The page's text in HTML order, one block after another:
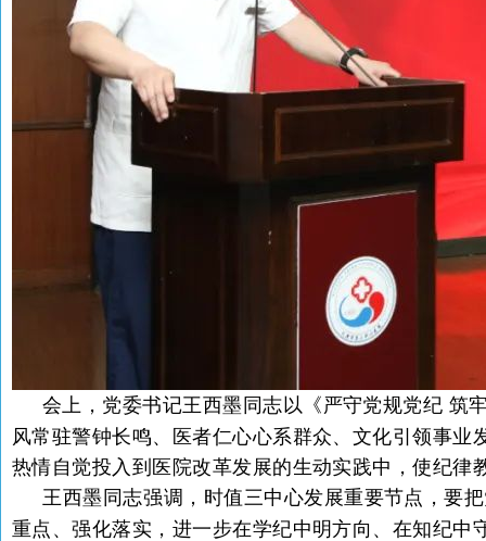
会上，党委书记王西墨同志以《严守党规党纪 筑
风常驻警钟长鸣、医者仁心心系群众、文化引领事
热情自觉投入到医院改革发展的生动实践中，使纪律
王西墨同志强调， 时值三中心发展重要节点，要
重点、强化落实，进一步在学纪中明方向、在知纪